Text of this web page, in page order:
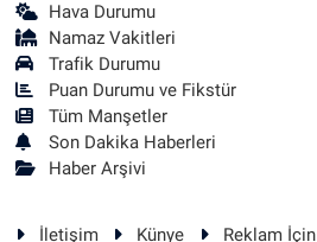
Hava Durumu
Namaz Vakitleri
Trafik Durumu
Puan Durumu ve Fikstür
Tüm Manşetler
Son Dakika Haberleri
Haber Arşivi
İletişim Künye Reklam İçin